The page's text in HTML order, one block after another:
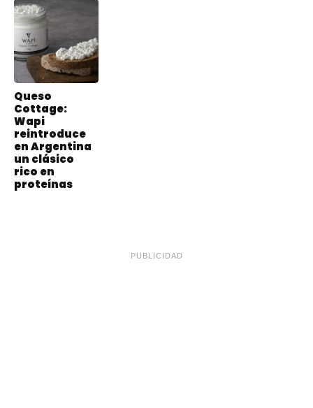
Queso
Cottage:
Wapi
reintroduce
en Argentina
un clásico
rico en
proteínas
PUBLICIDAD